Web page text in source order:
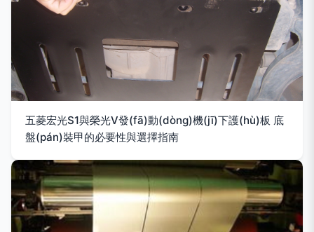
五菱宏光S1與榮光V發(fā)動(dòng)機(jī)下護(hù)板 底
盤(pán)裝甲的必要性與選擇指南